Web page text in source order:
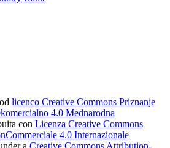
licenco Creative Commons Priznanje
4.0 Mednarodna
con Licenza Creative Commons
4.0 Internazionale
a Creative Commons Attribution-